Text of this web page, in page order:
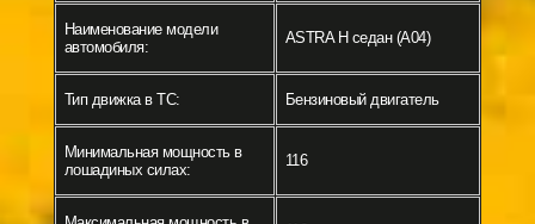
Наименование модели
автомобиля:
ASTRA H седан (A04)
Тип движка в ТС: Бензиновый двигатель
Минимальная мощность в
лошадиных силах:
116